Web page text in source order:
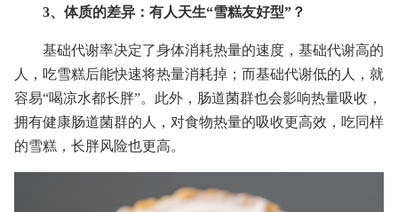
3、体质的差异：有人天生“雪糕友好型”？
基础代谢率决定了身体消耗热量的速度，基础代谢高的
人，吃雪糕后能快速将热量消耗掉；而基础代谢低的人，就
容易“喝凉水都长胖”。此外，肠道菌群也会影响热量吸收，
拥有健康肠道菌群的人，对食物热量的吸收更高效，吃同样
的雪糕，长胖风险也更高。